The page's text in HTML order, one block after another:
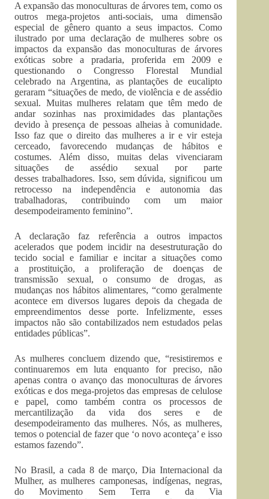
A expansão das monoculturas de árvores tem, como os
outros mega-projetos anti-sociais, uma dimensão
especial de gênero quanto a seus impactos. Como
ilustrado por uma declaração de mulheres sobre os
impactos da expansão das monoculturas de árvores
exóticas sobre a pradaria, proferida em 2009 e
questionando o Congresso Florestal Mundial
celebrado na Argentina, as plantações de eucalipto
geraram “situações de medo, de violência e de assédio
sexual. Muitas mulheres relatam que têm medo de
andar sozinhas nas proximidades das plantações
devido à presença de pessoas alheias à comunidade.
Isso faz que o direito das mulheres a ir e vir esteja
cerceado, favorecendo mudanças de hábitos e
costumes. Além disso, muitas delas vivenciaram
situações de assédio sexual por parte
desses trabalhadores. Isso, sem dúvida, significou um
retrocesso na independência e autonomia das
trabalhadoras, contribuindo com um maior
desempodeiramento feminino”.
A declaração faz referência a outros impactos
acelerados que podem incidir na desestruturação do
tecido social e familiar e incitar a situações como
a prostituição, a proliferação de doenças de
transmissão sexual, o consumo de drogas, as
mudanças nos hábitos alimentares, “como geralmente
acontece em diversos lugares depois da chegada de
empreendimentos desse porte. Infelizmente, esses
impactos não são contabilizados nem estudados pelas
entidades públicas”.
As mulheres concluem dizendo que, “resistiremos e
continuaremos em luta enquanto for preciso, não
apenas contra o avanço das monoculturas de árvores
exóticas e dos mega-projetos das empresas de celulose
e papel, como também contra os processos de
mercantilização da vida dos seres e de
desempodeiramento das mulheres. Nós, as mulheres,
temos o potencial de fazer que ‘o novo aconteça’ e isso
estamos fazendo”.
No Brasil, a cada 8 de março, Dia Internacional da
Mulher, as mulheres camponesas, indígenas, negras,
do Movimento Sem Terra e da Via